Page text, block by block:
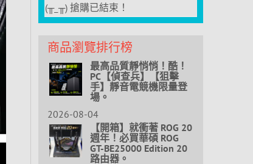
(╥_╥) 搶購已結束！
商品瀏覽排行榜
最高品質靜悄悄！酷！
PC【偵查兵】【狙擊
手】靜音電競機限量登
場。
2026-08-04
【開箱】就衝著 ROG 20
週年！必買華碩 ROG
GT-BE25000 Edition 20
路由器。